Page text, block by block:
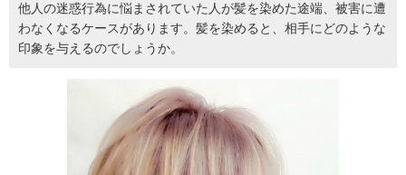
他人の迷惑行為に悩まされていた人が髪を染めた途端、被害に遭
わなくなるケースがあります。髪を染めると、相手にどのような
印象を与えるのでしょうか。